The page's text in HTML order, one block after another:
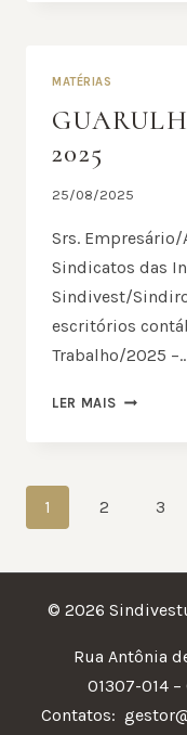
MATÉRIAS
2025
25/08/2025
Srs.
Sindicatos das
Sindivest/
escritórios
Trabalho/2025
LER MAIS
DA
PÁGINA
1 2 3
© 2026
Rua Antônia
01307-014 –
Contatos: